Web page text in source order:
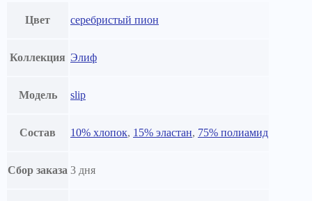
Цвет серебристый пион
Коллекция Элиф
Модель slip
Состав 10% хлопок, 15% эластан, 75% полиамид
Сбор заказа 3 дня